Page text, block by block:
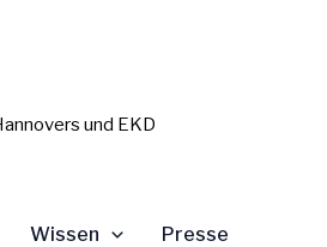
und EKD
Wissen Presse